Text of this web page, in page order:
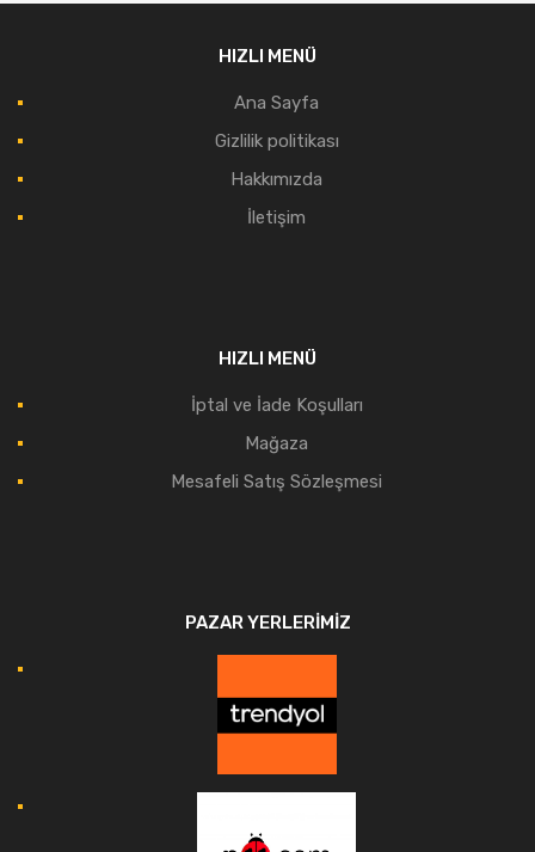
HIZLI MENÜ
Ana Sayfa
Gizlilik politikası
Hakkımızda
İletişim
HIZLI MENÜ
İptal ve İade Koşulları
Mağaza
Mesafeli Satış Sözleşmesi
PAZAR YERLERIMIZ